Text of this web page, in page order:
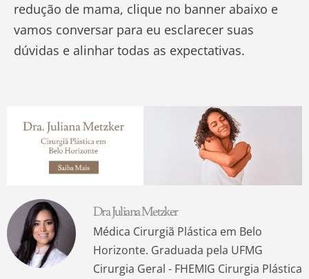
redução de mama, clique no banner abaixo e
vamos conversar para eu esclarecer suas
dúvidas e alinhar todas as expectativas.
Dra Juliana Metzker
Médica Cirurgiã Plástica em Belo
Horizonte. Graduada pela UFMG
Cirurgia Geral - FHEMIG Cirurgia Plástica